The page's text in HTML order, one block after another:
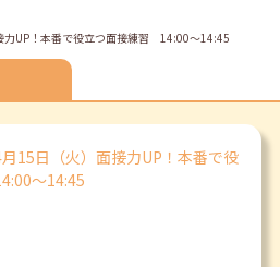
力UP！本番で役立つ面接練習 14:00～14:45
月15日（火）面接力UP！本番で役
～14:45